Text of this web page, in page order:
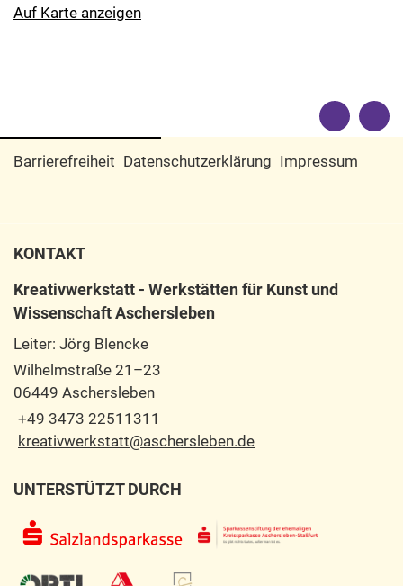
Auf Karte anzeigen
Barrierefreiheit Datenschutzerklärung Impressum
KONTAKT
Kreativwerkstatt - Werkstätten für Kunst und
Wissenschaft Aschersleben
Leiter: Jörg Blencke
Wilhelmstraße 21–23
06449 Aschersleben
+49 3473 22511311
kreativwerkstatt@aschersleben.de
UNTERSTÜTZT DURCH